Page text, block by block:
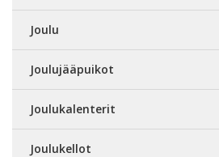
Joulu
Joulujääpuikot
Joulukalenterit
Joulukellot